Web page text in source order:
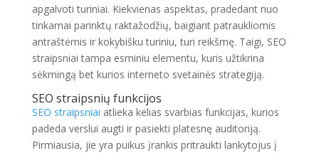
apgalvoti turiniai. Kiekvienas aspektas, pradedant nuo
tinkamai parinktų raktažodžių, baigiant patraukliomis
antraštėmis ir kokybišku turiniu, turi reikšmę. Taigi, SEO
straipsniai tampa esminiu elementu, kuris užtikrina
sėkmingą bet kurios interneto svetainės strategiją.
SEO straipsnių funkcijos
SEO straipsniai atlieka kelias svarbias funkcijas, kurios
padeda verslui augti ir pasiekti platesnę auditoriją.
Pirmiausia, jie yra puikus įrankis pritraukti lankytojus į